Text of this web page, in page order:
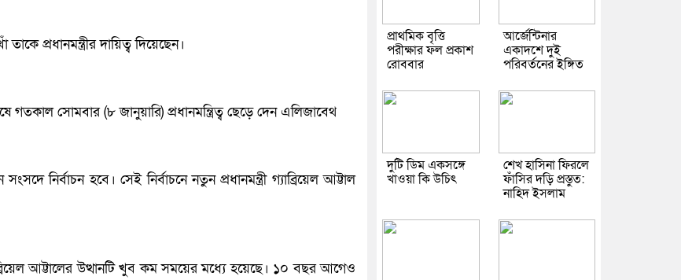
প্রধানমন্ত্রীর দায়িত্ব দিয়েছেন।
গতকাল সোমবার (৮ জানুয়ারি) প্রধানমন্ত্রিত্ব ছেড়ে দেন এলিজাবেথ
নির্বাচন হবে। সেই নির্বাচনে নতুন প্রধানমন্ত্রী গ্যাব্রিয়েল আট্টাল
আট্টালের উত্থানটি খুব কম সময়ের মধ্যে হয়েছে। ১০ বছর আগেও
প্রাথমিক বৃত্তি
পরীক্ষার ফল প্রকাশ
রোববার
আর্জেন্টিনার
একাদশে দুই
পরিবর্তনের ইঙ্গিত
দুটি ডিম একসঙ্গে
খাওয়া কি উচিৎ
শেখ হাসিনা ফিরলে
ফাঁসির দড়ি প্রস্তুত:
নাহিদ ইসলাম